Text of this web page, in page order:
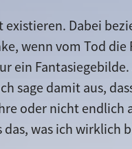
existieren. Dabei
wenn vom Tod
ein
sage damit aus,
oder nicht endlich
das, was ich wirklich